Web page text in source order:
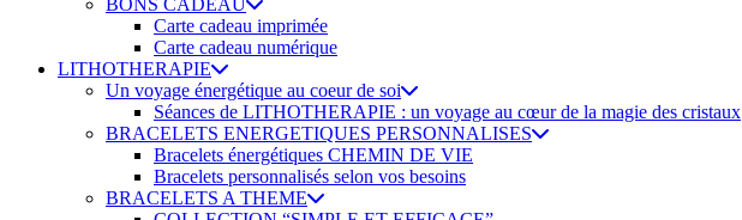
BONS CADEAU
Carte cadeau imprimée
Carte cadeau numérique
LITHOTHERAPIE
Un voyage énergétique au coeur de soi
Séances de LITHOTHERAPIE : un voyage au cœur de la magie des cristaux
BRACELETS ENERGETIQUES PERSONNALISES
Bracelets énergétiques CHEMIN DE VIE
Bracelets personnalisés selon vos besoins
BRACELETS A THEME